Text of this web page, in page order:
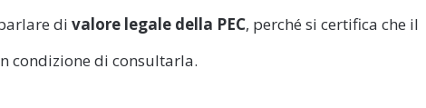
di valore legale della PEC, perché si certifica che il
condizione di consultarla.